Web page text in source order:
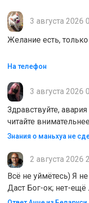
3 августа 2026
Желание есть,
На телефон
3 августа 2026
Здравствуйте,
читайте
Знания о маньхуа не
2 августа 2026
Всё не уймётесь) Я
Даст Бог-ок; нет-